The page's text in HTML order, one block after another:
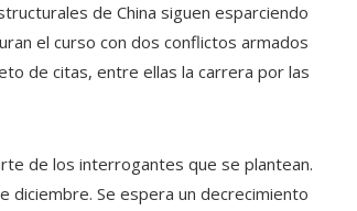
de China siguen esparciendo
el curso con dos conflictos armados
de citas, entre ellas la carrera por las
de los interrogantes que se plantean.
diciembre. Se espera un decrecimiento